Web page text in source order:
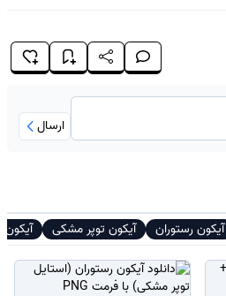
ارسال
آیکون رستوران آیکون توپر مشکی آیکون